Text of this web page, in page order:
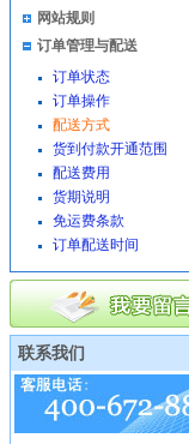
网站规则
订单管理与配送
订单状态
订单操作
配送方式
货到付款开通范围
配送费用
货期说明
免运费条款
订单配送时间
联系我们